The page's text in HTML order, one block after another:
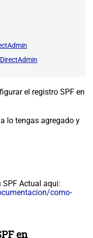
el registro SPF en
lo tengas agregado y
Actual aqui:
como-
en